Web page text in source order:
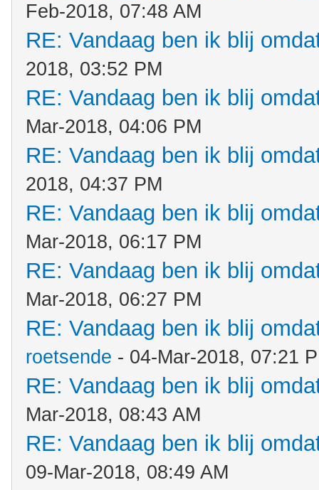
Feb-2018, 07:48 AM
RE: Vandaag ben ik blij
2018, 03:52 PM
RE: Vandaag ben ik blij
Mar-2018, 04:06 PM
RE: Vandaag ben ik blij
2018, 04:37 PM
RE: Vandaag ben ik blij
Mar-2018, 06:17 PM
RE: Vandaag ben ik blij
Mar-2018, 06:27 PM
RE: Vandaag ben ik blij
roetsende - 04-Mar-2018, 07:21
RE: Vandaag ben ik blij
Mar-2018, 08:43 AM
RE: Vandaag ben ik blij
09-Mar-2018, 08:49 AM